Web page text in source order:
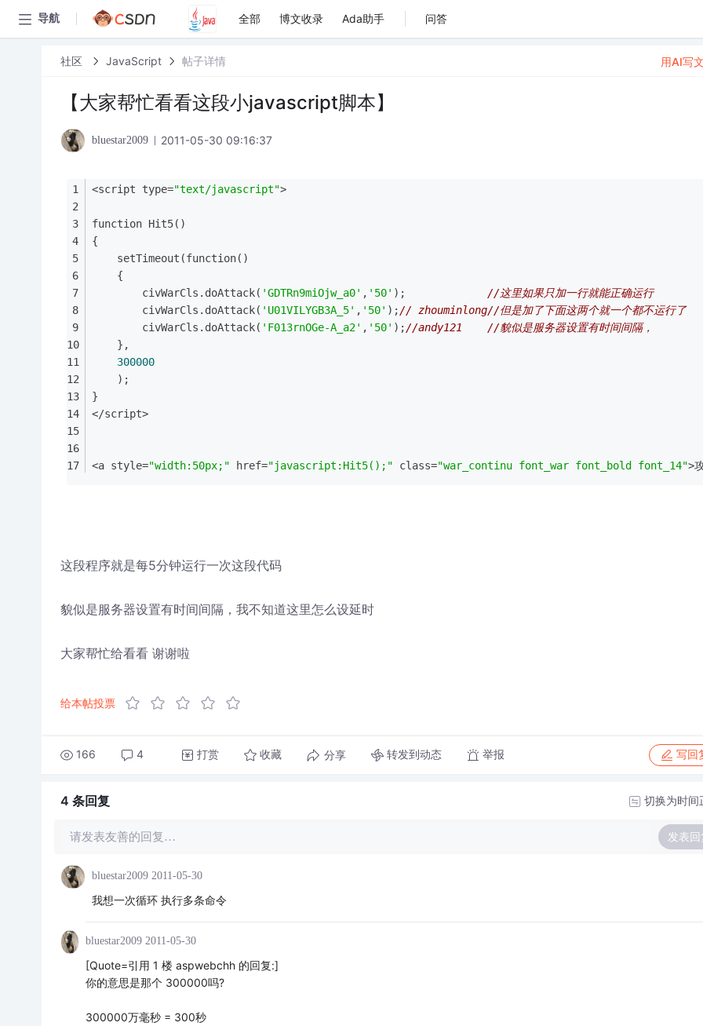
导航 全部 博文收录 Ada助手 问答
社区 JavaScript 帖子详情
【大家帮忙看看这段小javascript脚本】
bluestar2009 2011-05-30 09:16:37
<script type="text/javascript">
function Hit5()
{
    setTimeout(function()
    {
        civWarCls.doAttack(
'GDTRn9miOjw_a0' , '50' ); //这里如果只加一行就能正确运行
        civWarCls.doAttack(
'U01VILYGB3A_5' , '50' );// zhouminlong//但是加了下面这两个就一个都不运行了
        civWarCls.doAttack(
'F013rnOGe-A_a2' , '50' );//andy121    //貌似是服务器设置有时间间隔，
    },
300000
    );
}
</script>
<a style="width:50px;" href="javascript:Hit5();" class="war_continu font_war font_bold font_14">
这段程序就是每5分钟运行一次这段代码
貌似是服务器设置有时间间隔，我不知道这里怎么设延时
大家帮忙给看看 谢谢啦
给本帖投票
166 4 打赏 收藏 分享 转发到动态 举报 写回
用AI写
4 条回复 切换为时间
请发表友善的回复… 发表回
bluestar2009 2011-05-30
我想一次循环 执行多条命令
bluestar2009 2011-05-30
[Quote=引用 1 楼 aspwebchh 的回复:]
你的意思是那个 300000吗?
300000万毫秒 = 300秒